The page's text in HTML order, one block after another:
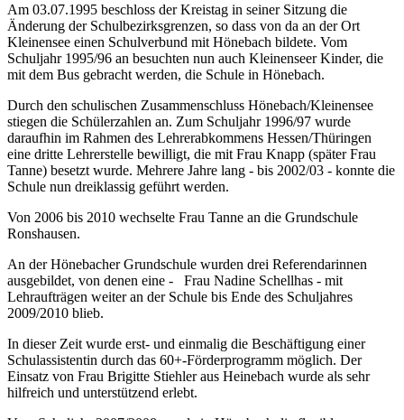
Am 03.07.1995 beschloss der Kreistag in seiner Sitzung die
Änderung der Schulbezirksgrenzen, so dass von da an der Ort
Kleinensee einen Schulverbund mit Hönebach bildete. Vom
Schuljahr 1995/96 an besuchten nun auch Kleinenseer Kinder, die
mit dem Bus gebracht werden, die Schule in Hönebach.
Durch den schulischen Zusammenschluss Hönebach/Kleinensee
stiegen die Schülerzahlen an. Zum Schuljahr 1996/97 wurde
daraufhin im Rahmen des Lehrerabkommens Hessen/Thüringen
eine dritte Lehrerstelle bewilligt, die mit Frau Knapp (später Frau
Tanne) besetzt wurde. Mehrere Jahre lang - bis 2002/03 - konnte die
Schule nun dreiklassig geführt werden.
Von 2006 bis 2010 wechselte Frau Tanne an die Grundschule
Ronshausen.
An der Hönebacher Grundschule wurden drei Referendarinnen
ausgebildet, von denen eine - Frau Nadine Schellhas - mit
Lehraufträgen weiter an der Schule bis Ende des Schuljahres
2009/2010 blieb.
In dieser Zeit wurde erst- und einmalig die Beschäftigung einer
Schulassistentin durch das 60+-Förderprogramm möglich. Der
Einsatz von Frau Brigitte Stiehler aus Heinebach wurde als sehr
hilfreich und unterstützend erlebt.